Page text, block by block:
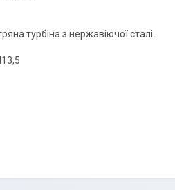
турбіна з нержавіючої сталі.